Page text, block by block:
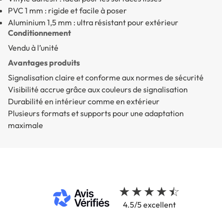
PVC 1 mm : rigide et facile à poser
Aluminium 1,5 mm : ultra résistant pour extérieur
Conditionnement
Vendu à l’unité
Avantages produits
Signalisation claire et conforme aux normes de sécurité
Visibilité accrue grâce aux couleurs de signalisation
Durabilité en intérieur comme en extérieur
Plusieurs formats et supports pour une adaptation
maximale
4.5/5 excellent